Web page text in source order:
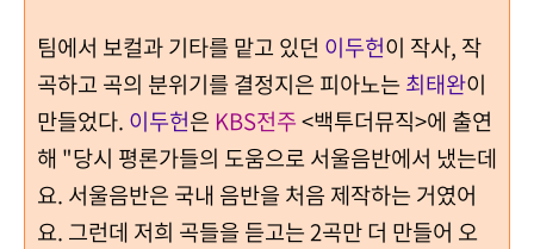
팀에서 보컬과 기타를 맡고 있던 이두헌이 작사, 작
곡하고 곡의 분위기를 결정지은 피아노는 최태완이
만들었다. 이두헌은 KBS전주<백투더뮤직>에 출연
해 "당시 평론가들의 도움으로 서울음반에서 냈는데
요. 서울음반은 국내 음반을 처음 제작하는 거였어
요. 그런데 저희 곡들을 듣고는 2곡만 더 만들어 오